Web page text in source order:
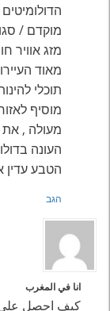
מוקדם /
מזג אוויר
מאוד
תוכלי
מוסיף
מעולה ,
העונה
הטבע עדין
הגב
انا في المغرب
كيف احصل